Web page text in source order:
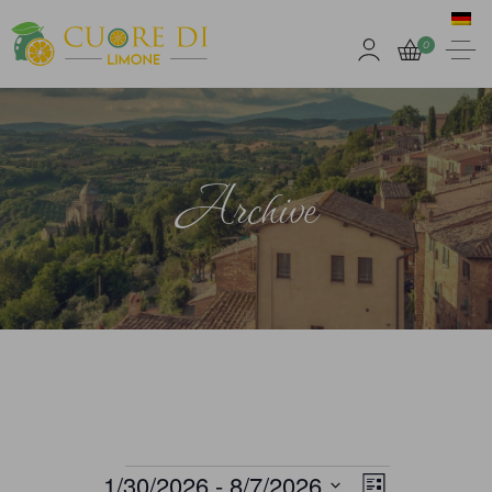
0
Archive
1/30/2026 - 8/7/2026